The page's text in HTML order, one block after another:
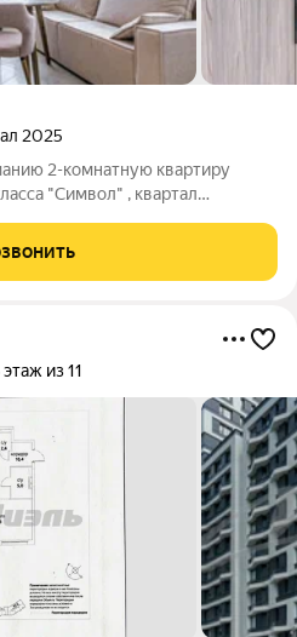
2025
2-комнатную квартиру
"Символ" , квартал
изолированная спальня,
большими
этаж из 11